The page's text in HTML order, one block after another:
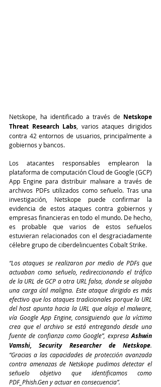
Netskope, ha identificado a través de Netskope
Threat Research Labs , varios ataques dirigidos
contra 42 entornos de usuarios, principalmente a
gobiernos y bancos.
Los atacantes responsables emplearon la
plataforma de computación Cloud de Google (GCP)
App Engine para distribuir malware a través de
archivos PDFs utilizados como señuelo. Tras una
investigación, Netskope puede confirmar la
evidencia de estos ataques contra gobiernos y
empresas financieras en todo el mundo. De hecho,
es probable que varios de estos señuelos
estuvieran relacionados con el desgraciadamente
célebre grupo de ciberdelincuentes Cobalt Strike.
“Los ataques se realizaron por medio de PDFs que
actuaban como señuelo, redireccionando el tráfico
de la URL de GCP a otra URL falsa, donde se alojaba
una carga útil maligna. Este ataque dirigido es más
efectivo que los ataques tradicionales porque la URL
del host apunta hacia la URL que aloja el malware,
vía Google App Engine, consiguiendo que la víctima
crea que el archivo se está entregando desde una
fuente de confianza como Google”, expresa Ashwin
Vamshi, Security Researcher de Netskope.
“Gracias a las capacidades de protección avanzada
contra amenazas de Netskope pudimos detectar el
señuelo objetivo que identificamos como
PDF_Phish.Gen y actuar en consecuencia”.